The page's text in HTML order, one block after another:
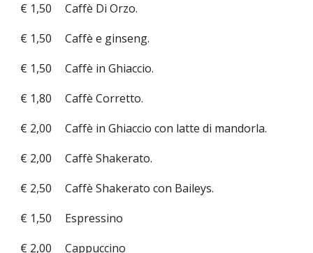
€ 1,50
Caffè Di Orzo.
€ 1,50
Caffè e ginseng.
€ 1,50
Caffè in Ghiaccio.
€ 1,80
Caffè Corretto.
€ 2,00
Caffè in Ghiaccio con latte di mandorla.
€ 2,00
Caffè Shakerato.
€ 2,50
Caffè Shakerato con Baileys.
€ 1,50
Espressino
€ 2,00
Cappuccino